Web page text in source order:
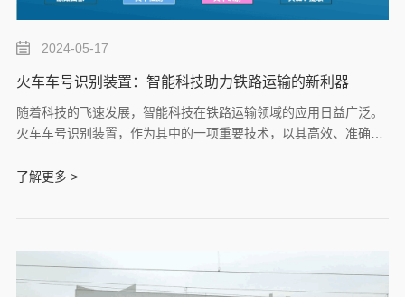
2024-05-17
火车车号识别装置：智能科技助力铁路运输的新利器
随着科技的飞速发展，智能科技在铁路运输领域的应用日益广泛。
火车车号识别装置，作为其中的一项重要技术，以其高效、准确的
对火车车号识别装置进行详细介绍，并探讨其在铁路运输中的作
了解更多 >